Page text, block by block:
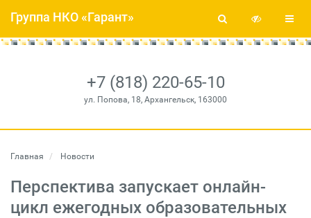
+7 (818) 220-65-10
ул. Попова, 18, Архангельск, 163000
Группа НКО «Гарант»
Главная Новости
Перспектива запускает онлайн-
цикл ежегодных образовательных